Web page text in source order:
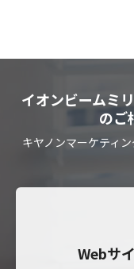
イオンビームミ
のご
キヤノンマーケティ
Webサ